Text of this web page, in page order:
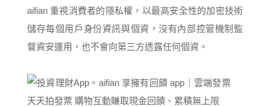
aifian 重視消費者的隱私權，以最高安全性的加密技術
儲存每個用戶身份資訊與個資，沒有內部控管機制監
督資安運用，也不會向第三方透露任何個資。